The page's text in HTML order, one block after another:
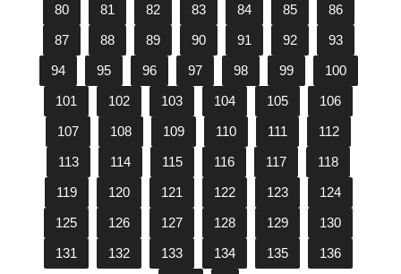
80
81 82 83 84 85
86
87
88 89 90 91 92
93
94
95 96 97 98 99
100
101
102 103 104 105
106
107
108 109 110 111
112
113
114 115 116 117
118
119
120 121 122 123
124
125
126 127 128 129
130
131
132 133 134 135
136